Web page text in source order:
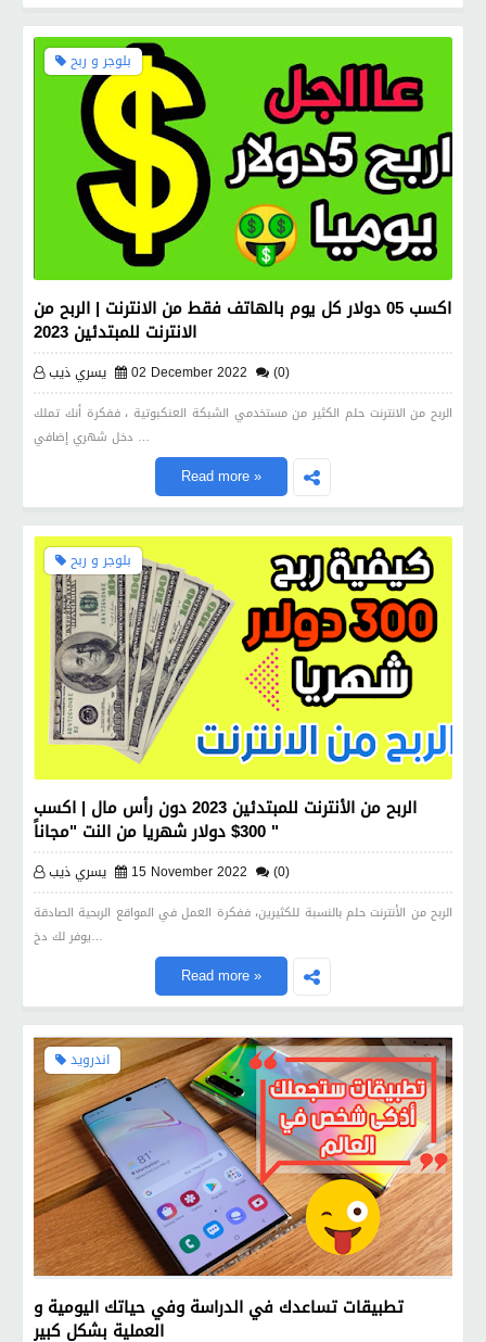
بلوجر و ربح
اكسب 05 دولار كل يوم بالهاتف فقط من الانترنت | الربح من
الانترنت للمبتدئين 2023
يسري ذيب 02 December 2022 (0)
الربح من الانترنت حلم الكثير من مستخدمي الشبكة العنكبوتية ، ففكرة أنك تملك
دخل شهري إضافي …
Read more »
بلوجر و ربح
الربح من الأنترنت للمبتدئين 2023 دون رأس مال | اكسب
300$ دولار شهريا من النت "مجاناً "
يسري ذيب 15 November 2022 (0)
الربح من الأنترنت حلم بالنسبة للكثيرين، ففكرة العمل في المواقع الربحية الصادقة
يوفر لك دخ…
Read more »
اندرويد
تطبيقات تساعدك في الدراسة وفي حياتك اليومية و
العملية بشكل كبير